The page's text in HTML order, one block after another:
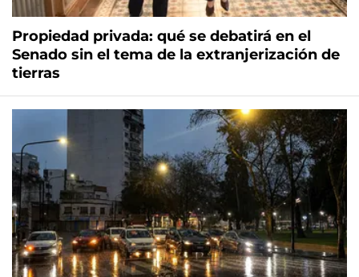
Propiedad privada: qué se debatirá en el
Senado sin el tema de la extranjerización de
tierras